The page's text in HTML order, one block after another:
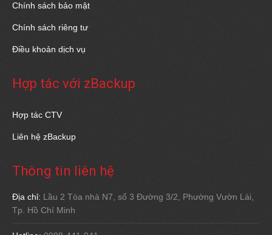
Chính sách bảo mật
Chính sách riêng tư
Điều khoản dịch vụ
Hợp tác với zBackup
Hợp tác CTV
Liên hệ zBackup
Thông tin liên hệ
Địa chỉ: Lầu 2 Tòa nhà N7, số 3 Đường 3/2, Phường Vườn Lài,
Tp. Hồ Chí Minh